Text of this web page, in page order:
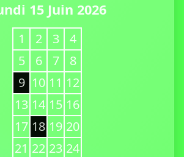
15 Juin 2026
1 2 3
4
5
6 7
8
9 10 11 12
13 14 15 16
17 18 19 20
21 22 23 24